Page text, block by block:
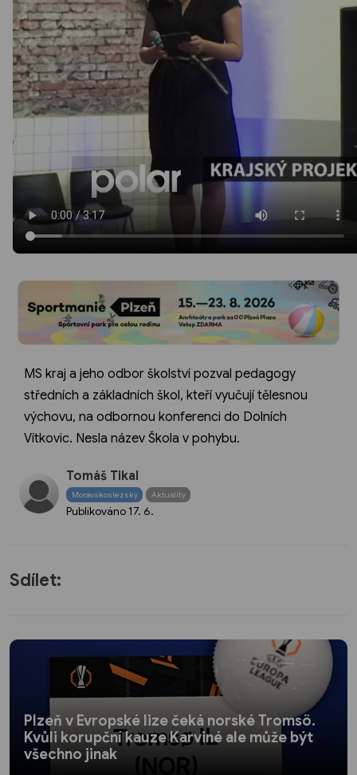
MS kraj a jeho odbor školství pozval pedagogy
středních a základních škol, kteří vyučují tělesnou
výchovu, na odbornou konferenci do Dolních
Vítkovic. Nesla název Škola v pohybu.
Tomáš Tikal
Moravskoslezský Aktuality
Publikováno 17. 6.
Sdílet:
Plzeň v Evropské lize čeká norské Tromsö.
Kvůli korupční kauze Karviné ale může být
všechno jinak